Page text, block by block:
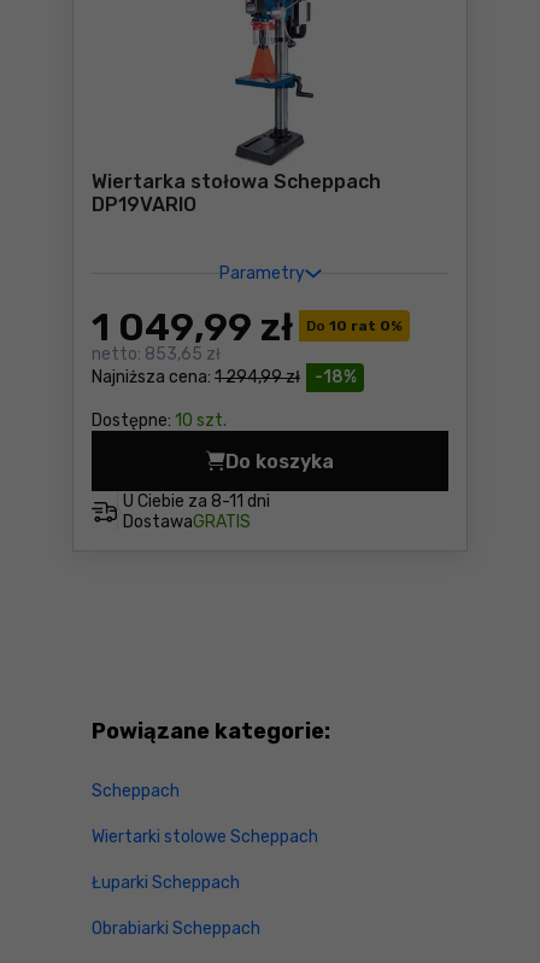
Wiertarka stołowa Scheppach
DP19VARIO
Parametry
Do 10 rat 0%
-18%
Najniższa cena: 1 294,99 zł
1 049,99 zł
netto: 853,65 zł
Dostępne: 10 szt.
U Ciebie za 8-11 dni
DostawaGRATIS
Do koszyka
Wiertarka stołowa
Powiązane kategorie:
Scheppach
Wiertarki stolowe Scheppach
Łuparki Scheppach
Obrabiarki Scheppach